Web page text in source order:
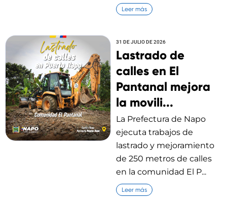
Leer más
31 DE JULIO DE 2026
Lastrado de
calles en El
Pantanal mejora
la movili...
La Prefectura de Napo
ejecuta trabajos de
lastrado y mejoramiento
de 250 metros de calles
en la comunidad El P...
Leer más